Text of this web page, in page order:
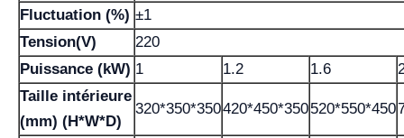
Fluctuation (%) ±1
Tension(V)
220
Puissance (kW) 1 1.2 1.6
Taille intérieure
(mm) (H*W*D)
320*350*350420*450*350520*550*450